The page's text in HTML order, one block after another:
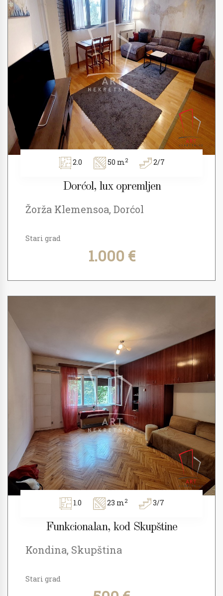
2.0 50 m2 2/7
Dorćol, lux opremljen
Žorža Klemensoa, Dorćol
Stari grad
1.000 €
1.0 23 m2 3/7
Funkcionalan, kod Skupštine
Kondina, Skupština
Stari grad